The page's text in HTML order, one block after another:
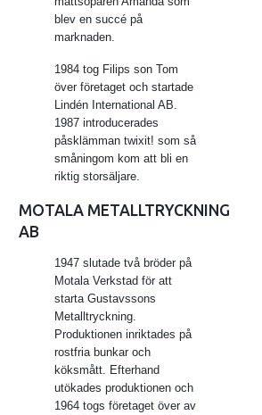
blev en succé på
marknaden.
1984 tog Filips son Tom
över företaget och startade
Lindén International AB.
1987 introducerades
påsklämman twixit! som så
småningom kom att bli en
riktig storsäljare.
MOTALA METALLTRYCKNING
AB
1947 slutade två bröder på
Motala Verkstad för att
starta Gustavssons
Metalltryckning.
Produktionen inriktades på
rostfria bunkar och
köksmått. Efterhand
utökades produktionen och
1964 togs företaget över av